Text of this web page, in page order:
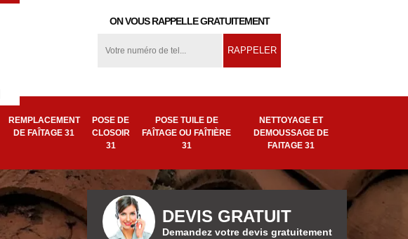
ON VOUS RAPPELLE GRATUITEMENT
REMPLACEMENT
DE FAÎTAGE 31
POSE DE
CLOSOIR
31
POSE TUILE DE
FAÎTAGE OU FAÎTIÈRE
31
NETTOYAGE ET
DEMOUSSAGE DE
FAITAGE 31
DEVIS GRATUIT
Demandez votre devis gratuitement